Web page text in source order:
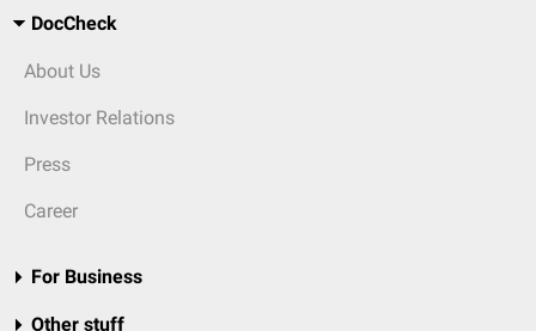
DocCheck
About Us
Investor Relations
Press
Career
For Business
Other stuff